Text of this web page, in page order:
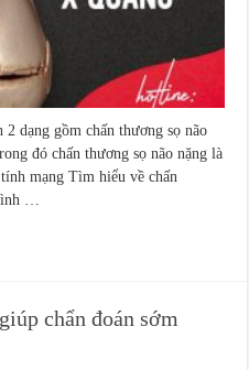
2 dạng gồm chấn thương sọ não
đó chấn thương sọ não nặng là
mạng Tìm hiểu về chấn
…
chẩn đoán sớm